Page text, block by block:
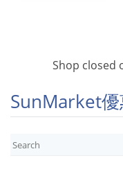
Shop closed
SunMarket